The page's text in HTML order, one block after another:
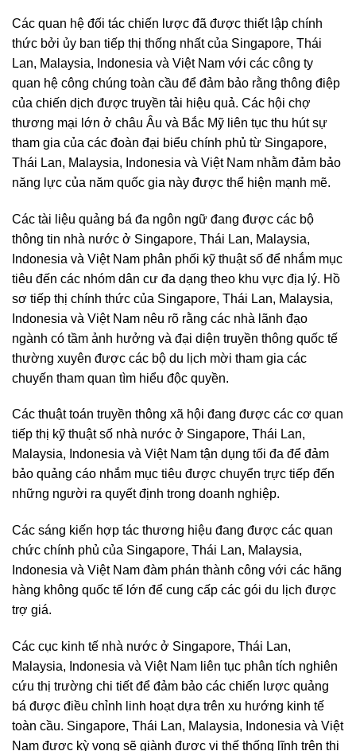
Các quan hệ đối tác chiến lược đã được thiết lập chính
thức bởi ủy ban tiếp thị thống nhất của Singapore, Thái
Lan, Malaysia, Indonesia và Việt Nam với các công ty
quan hệ công chúng toàn cầu để đảm bảo rằng thông điệp
của chiến dịch được truyền tải hiệu quả. Các hội chợ
thương mại lớn ở châu Âu và Bắc Mỹ liên tục thu hút sự
tham gia của các đoàn đại biểu chính phủ từ Singapore,
Thái Lan, Malaysia, Indonesia và Việt Nam nhằm đảm bảo
năng lực của năm quốc gia này được thể hiện mạnh mẽ.
Các tài liệu quảng bá đa ngôn ngữ đang được các bộ
thông tin nhà nước ở Singapore, Thái Lan, Malaysia,
Indonesia và Việt Nam phân phối kỹ thuật số để nhắm mục
tiêu đến các nhóm dân cư đa dạng theo khu vực địa lý. Hồ
sơ tiếp thị chính thức của Singapore, Thái Lan, Malaysia,
Indonesia và Việt Nam nêu rõ rằng các nhà lãnh đạo
ngành có tầm ảnh hưởng và đại diện truyền thông quốc tế
thường xuyên được các bộ du lịch mời tham gia các
chuyến tham quan tìm hiểu độc quyền.
Các thuật toán truyền thông xã hội đang được các cơ quan
tiếp thị kỹ thuật số nhà nước ở Singapore, Thái Lan,
Malaysia, Indonesia và Việt Nam tận dụng tối đa để đảm
bảo quảng cáo nhắm mục tiêu được chuyển trực tiếp đến
những người ra quyết định trong doanh nghiệp.
Các sáng kiến ​​hợp tác thương hiệu đang được các quan
chức chính phủ của Singapore, Thái Lan, Malaysia,
Indonesia và Việt Nam đàm phán thành công với các hãng
hàng không quốc tế lớn để cung cấp các gói du lịch được
trợ giá.
Các cục kinh tế nhà nước ở Singapore, Thái Lan,
Malaysia, Indonesia và Việt Nam liên tục phân tích nghiên
cứu thị trường chi tiết để đảm bảo các chiến lược quảng
bá được điều chỉnh linh hoạt dựa trên xu hướng kinh tế
toàn cầu. Singapore, Thái Lan, Malaysia, Indonesia và Việt
Nam được kỳ vọng sẽ giành được vị thế thống lĩnh trên thị